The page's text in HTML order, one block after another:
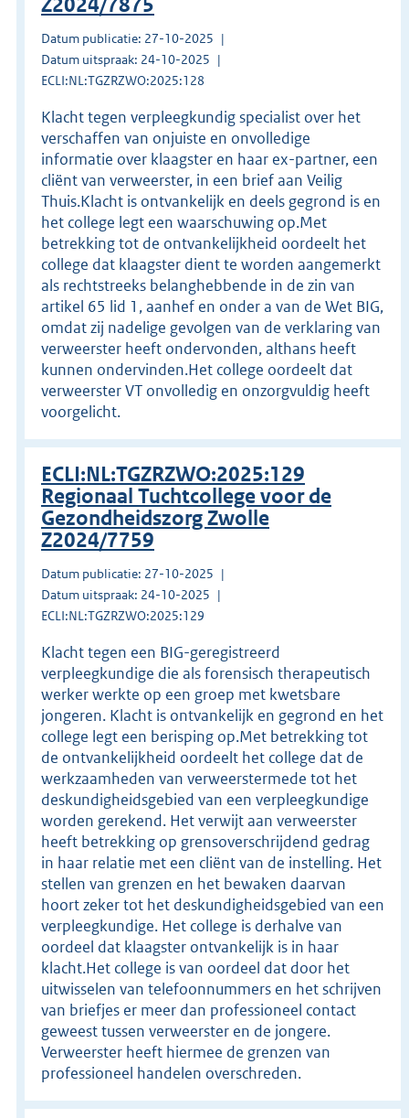
Datum publicatie: 27-10-2025
Datum uitspraak: 24-10-2025
ECLI:NL:TGZRZWO:2025:128
Klacht tegen verpleegkundig specialist over het
verschaffen van onjuiste en onvolledige
informatie over klaagster en haar ex-partner, een
cliënt van verweerster, in een brief aan Veilig
Thuis.Klacht is ontvankelijk en deels gegrond is en
het college legt een waarschuwing op.Met
betrekking tot de ontvankelijkheid oordeelt het
college dat klaagster dient te worden aangemerkt
als rechtstreeks belanghebbende in de zin van
artikel 65 lid 1, aanhef en onder a van de Wet BIG,
omdat zij nadelige gevolgen van de verklaring van
verweerster heeft ondervonden, althans heeft
kunnen ondervinden.Het college oordeelt dat
verweerster VT onvolledig en onzorgvuldig heeft
voorgelicht.
ECLI:NL:TGZRZWO:2025:129
Regionaal Tuchtcollege voor de
Gezondheidszorg Zwolle
Z2024/7759
Datum publicatie: 27-10-2025
Datum uitspraak: 24-10-2025
ECLI:NL:TGZRZWO:2025:129
Klacht tegen een BIG-geregistreerd
verpleegkundige die als forensisch therapeutisch
werker werkte op een groep met kwetsbare
jongeren. Klacht is ontvankelijk en gegrond en het
college legt een berisping op.Met betrekking tot
de ontvankelijkheid oordeelt het college dat de
werkzaamheden van verweerstermede tot het
deskundigheidsgebied van een verpleegkundige
worden gerekend. Het verwijt aan verweerster
heeft betrekking op grensoverschrijdend gedrag
in haar relatie met een cliënt van de instelling. Het
stellen van grenzen en het bewaken daarvan
hoort zeker tot het deskundigheidsgebied van een
verpleegkundige. Het college is derhalve van
oordeel dat klaagster ontvankelijk is in haar
klacht.Het college is van oordeel dat door het
uitwisselen van telefoonnummers en het schrijven
van briefjes er meer dan professioneel contact
geweest tussen verweerster en de jongere.
Verweerster heeft hiermee de grenzen van
professioneel handelen overschreden.